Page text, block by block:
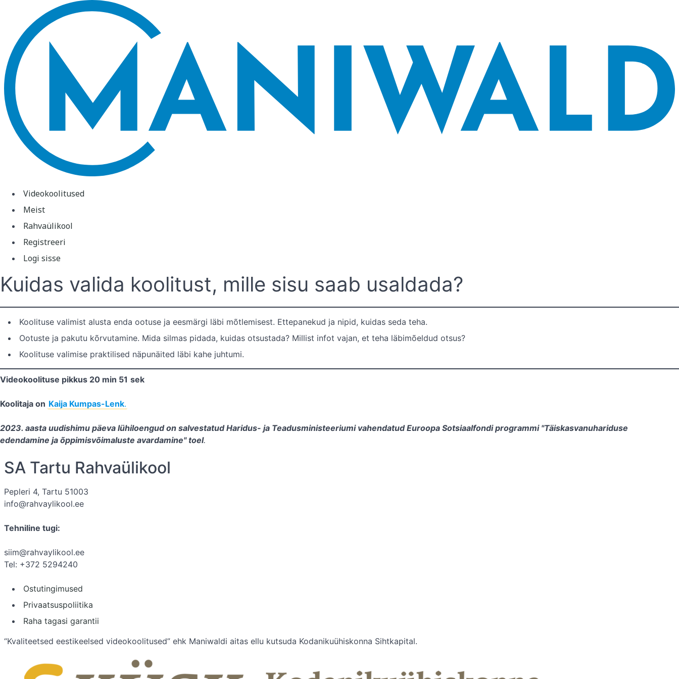
Videokoolitused
Meist
Rahvaülikool
Registreeri
Logi sisse
Kuidas valida koolitust, mille sisu saab usaldada?
Koolituse valimist alusta enda ootuse ja eesmärgi läbi mõtlemisest. Ettepanekud ja nipid, kuidas seda teha.
Ootuste ja pakutu kõrvutamine. Mida silmas pidada, kuidas otsustada? Millist infot vajan, et teha läbimõeldud otsus?
Koolituse valimise praktilised näpunäited läbi kahe juhtumi.
Videokoolituse pikkus 20 min 51 sek
Koolitaja on Kaija Kumpas-Lenk.
2023. aasta uudishimu päeva lühiloengud on salvestatud Haridus- ja Teadusministeeriumi vahendatud Euroopa Sotsiaalfondi programmi "Täiskasvanuhariduse
edendamine ja õppimisvõimaluste avardamine" toel.
SA Tartu Rahvaülikool
Pepleri 4, Tartu 51003
info@rahvaylikool.ee
Tehniline tugi:
siim@rahvaylikool.ee
Tel: +372 5294240
Ostutingimused
Privaatsuspoliitika
Raha tagasi garantii
“Kvaliteetsed eestikeelsed videokoolitused” ehk Maniwaldi aitas ellu kutsuda Kodanikuühiskonna Sihtkapital.